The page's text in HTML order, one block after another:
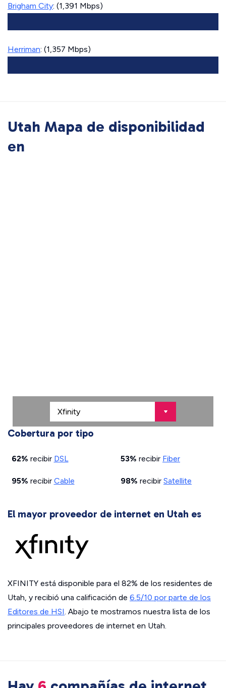
Brigham City: (1,391 Mbps)
Herriman: (1,357 Mbps)
Utah Mapa de disponibilidad
en
Cobertura por tipo
62% recibir DSL 53% recibir Fiber
95% recibir Cable 98% recibir Satellite
El mayor proveedor de internet en Utah es
XFINITY está disponible para el 82% de los residentes de
Utah, y recibió una calificación de 6.5/10 por parte de los
Editores de HSI. Abajo te mostramos nuestra lista de los
principales proveedores de internet en Utah.